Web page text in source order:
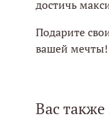
достичь
Подарите
вашей мечты!
Вас